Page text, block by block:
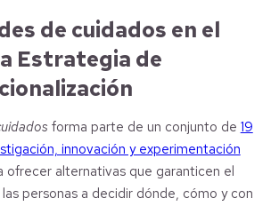
de cuidados en el
Estrategia de
forma parte de un conjunto de 19
innovación y experimentación
ofrecer alternativas que garanticen el
personas a decidir dónde, cómo y con